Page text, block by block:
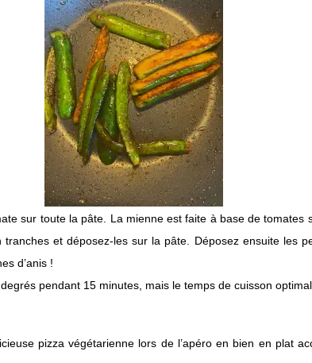
sur toute la pâte. La mienne est faite à base de tomates
et déposez-les sur la pâte. Déposez ensuite les
d’anis !
pendant 15 minutes, mais le temps de cuisson
pizza végétarienne lors de l’apéro en bien en plat